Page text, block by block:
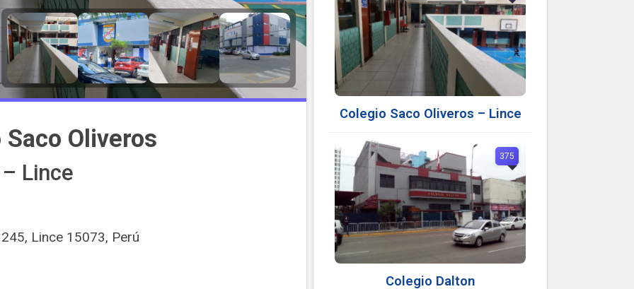
Oliveros
– Lince
Lince 15073, Perú
Colegio Saco Oliveros – Lince
Colegio Dalton
375